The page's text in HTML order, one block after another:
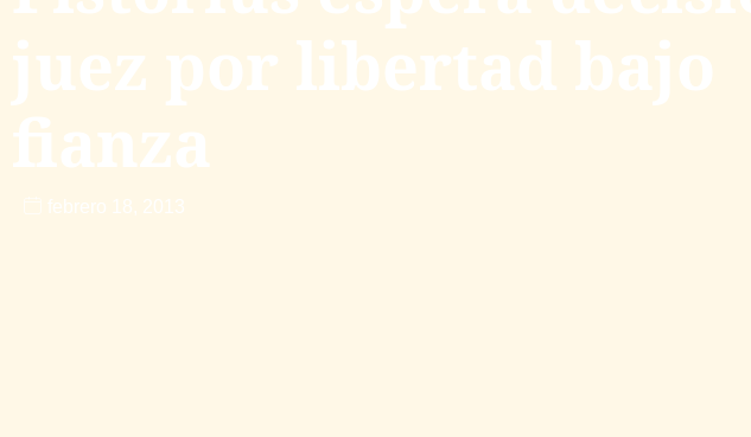
juez por libertad bajo
fianza
febrero 18, 2013